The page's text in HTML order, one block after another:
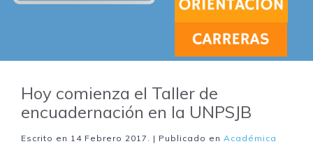
Hoy comienza el Taller de
encuadernación en la UNPSJB
Escrito en 14 Febrero 2017 . | Publicado en Académica